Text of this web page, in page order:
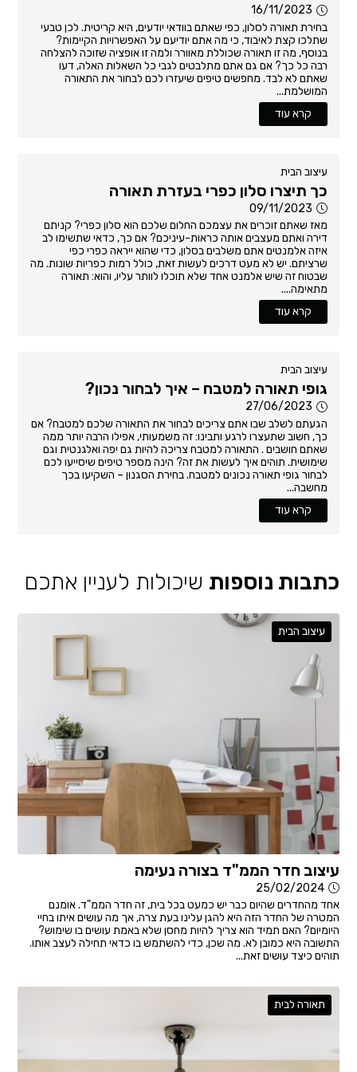
16/11/2023
בחירת תאורה לסלון, כפי שאתם בוודאי יודעים, היא קריטית. לכן טבעי
שתלכו קצת לאיבוד, כי מה אתם יודיעם על האפשרויות הקיימות?
בנוסף, מה זו תאורה שכוללת מאוורר ולמה זו אופציה שזוכה להצלחה
רבה כל כך? אם גם אתם מתלבטים לגבי כל השאלות האלה, דעו
שאתם לא לבד. מחפשים טיפים שיעזרו לכם לבחור את התאורה
המושלמת...
קרא עוד
עיצוב הבית
כך תיצרו סלון כפרי בעזרת תאורה
09/11/2023
מאז שאתם זוכרים את עצמכם החלום שלכם הוא סלון כפרי? קניתם
דירה ואתם מעצבים אותה כראות-עיניכם? אם כך, כדאי שתשימו לב
איזה אלמנטים אתם משלבים בסלון, כדי שהוא ייראה כפרי כפי
שרציתם. יש לא מעט דרכים לעשות זאת, כולל רמות כפריות שונות. מה
שבטוח זה שיש אלמנט אחד שלא תוכלו לוותר עליו, והוא: תאורה
מתאימה....
קרא עוד
עיצוב הבית
גופי תאורה למטבח – איך לבחור נכון?
27/06/2023
הגעתם לשלב שבו אתם צריכים לבחור את התאורה שלכם למטבח? אם
כך, חשוב שתעצרו לרגע ותבינו: זה משמעותי, אפילו הרבה יותר ממה
שאתם חושבים . התאורה למטבח צריכה להיות גם יפה ואלגנטית וגם
שימושית. תוהים איך לעשות את זה? הינה מספר טיפים שיסייעו לכם
לבחור גופי תאורה נכונים למטבח. בחירת הסגנון – השקיעו בכך
מחשבה...
קרא עוד
כתבות נוספות שיכולות לעניין אתכם
עיצוב הבית
עיצוב חדר הממ"ד בצורה נעימה
25/02/2024
אחד מהחדרים שהיום כבר יש כמעט בכל בית, זה חדר הממ"ד. אומנם
המטרה של החדר הזה היא להגן עלינו בעת צרה, אך מה עושים איתו בחיי
היומיום? האם תמיד הוא צריך להיות מחסן שלא באמת עושים בו שימוש?
התשובה היא כמובן לא. מה שכן, כדי להשתמש בו כדאי תחילה לעצב אותו.
תוהים כיצד עושים זאת...
תאורה לבית